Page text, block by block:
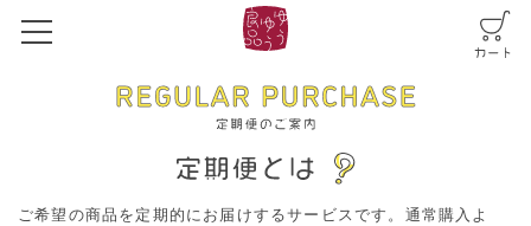
ご希望の商品を定期的にお届けするサービスです。通常購入よ